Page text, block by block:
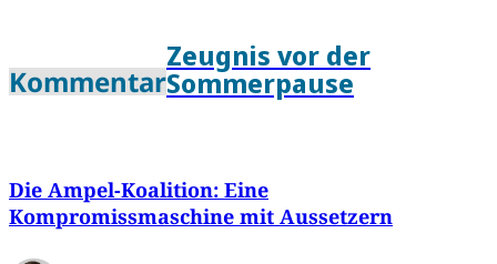
Kommentar
Zeugnis vor der
Sommerpause
Die Ampel-Koalition: Eine
Kompromissmaschine mit Aussetzern